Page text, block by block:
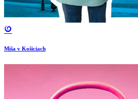
Miša v Košiciach